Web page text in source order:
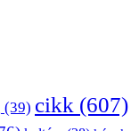
(39) cikk (607)